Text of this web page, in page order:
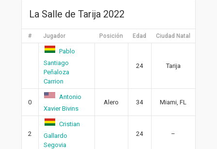
La Salle de Tarija 2022
# Jugador Posición Edad Ciudad Natal
Pablo
Santiago
Peñaloza
Carrion
24 Tarija
0
Antonio
Xavier Bivins
Alero 34 Miami, FL
2
Cristian
Gallardo
Segovia
24 –